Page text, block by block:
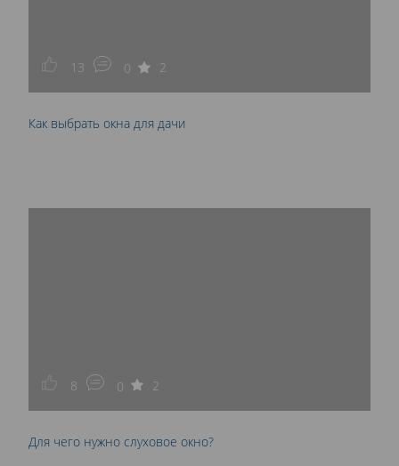
13 0 2
Как выбрать окна для дачи
8 0 2
Для чего нужно слуховое окно?